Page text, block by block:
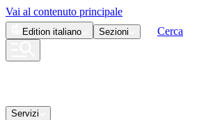
Vai al contenuto principale
Edition italiano Sezioni Cerca
Servizi